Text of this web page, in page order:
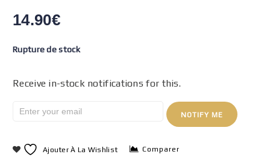
14.90€
Rupture de stock
Receive in-stock notifications for this.
NOTIFY ME
Ajouter À La Wishlist Comparer